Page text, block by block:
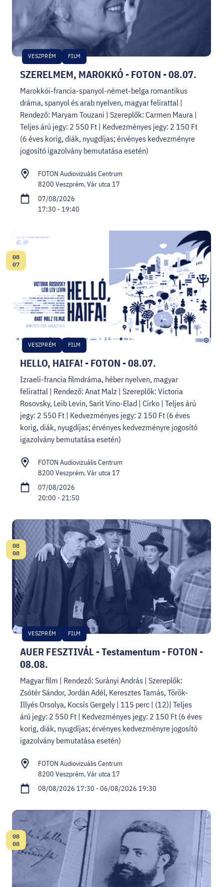
SZERELMEM, MAROKKÓ - FOTON - 08.07.
VESZPRÉM FILM
Marokkói-francia-spanyol-német-belga romantikus
dráma, spanyol és arab nyelven, magyar felirattal |
Rendező: Maryam Touzani | Szereplők: Carmen Maura |
Teljes árú jegy: 2 550 Ft | Kedvezményes jegy: 2 150 Ft
(6 éves korig, diák, nyugdíjas; érvényes kedvezményre
jogosító igazolvány bemutatása esetén)
FOTON Audiovizuális Centrum
8200 Veszprém, Vár utca 17
07/08/2026
17:30 - 19:40
HELLO, HAIFA! - FOTON - 08.07.
VESZPRÉM FILM
Date:
08
07
Izraeli-francia filmdráma, héber nyelven, magyar
felirattal | Rendező: Anat Malz | Szereplők: Victoria
Rosovsky, Leib Levin, Sarit Vino-Elad | Cirko | Teljes árú
jegy: 2 550 Ft | Kedvezményes jegy: 2 150 Ft (6 éves
korig, diák, nyugdíjas; érvényes kedvezményre jogosító
igazolvány bemutatása esetén)
FOTON Audiovizuális Centrum
8200 Veszprém, Vár utca 17
07/08/2026
20:00 - 21:50
AUER FESZTIVÁL - Testamentum - FOTON -
08.08.
VESZPRÉM FILM
Date:
08
08
Magyar film | Rendező: Surányi András | Szereplők:
Zsótér Sándor, Jordán Adél, Keresztes Tamás, Török-
Illyés Orsolya, Kocsis Gergely | 115 perc | (12)| Teljes
árú jegy: 2 550 Ft | Kedvezményes jegy: 2 150 Ft (6 éves
korig, diák, nyugdíjas; érvényes kedvezményre jogosító
igazolvány bemutatása esetén)
FOTON Audiovizuális Centrum
8200 Veszprém, Vár utca 17
08/08/2026 17:30 - 06/08/2026 19:30
Date:
08
08